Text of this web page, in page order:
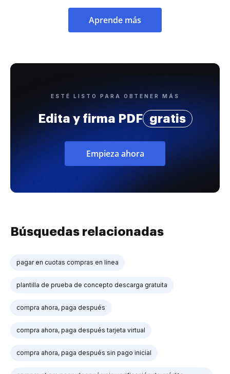
Aprende más
ESTÉ LISTO PARA OBTENER MÁS
Edita y firma PDF gratis
Empieza ahora
Búsquedas relacionadas
pagar en cuotas compras en línea
plantilla de prueba de concepto descarga gratuita
compra ahora, paga después
compra ahora, paga después tarjeta virtual
compra ahora, paga después sin pago inicial